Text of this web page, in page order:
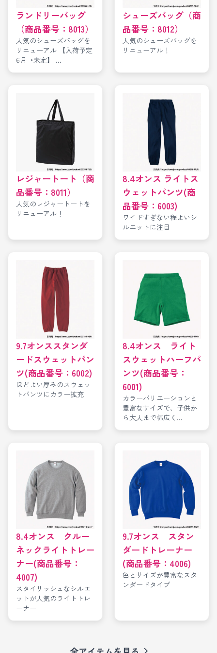
ランドリーバッグ
（商品番号：8013）
人気のシューズバッグを
リニューアル 【入荷予定
6月→未定】 ...
シューズバッグ（商
品番号：8012）
人気のシューズバッグを
リニューアル！
レジャートート（商
品番号：8011）
人気のレジャートートを
リニューアル！
8.4オンス ライトス
ウェットパンツ(商
品番号：6003)
ワイドすぎない程よいシ
ルエットに注目
9.7オンススタンダ
ードスウェットパン
ツ(商品番号：6002)
ほどよい厚みのスウェッ
トパンツにカラー拡充
8.4オンス ライト
スウェットハーフパ
ンツ(商品番号：
6001)
カラーバリエーションと
豊富なサイズで、子供か
ら大人まで幅広く...
8.4オンス クルー
ネックライトトレー
ナー(商品番号：
4007)
スタイリッシュなシルエ
ットが人気のライトトレ
ーナー
9.7オンス スタン
ダードトレーナー
(商品番号：4006)
色とサイズが豊富なスタ
ンダードタイプ